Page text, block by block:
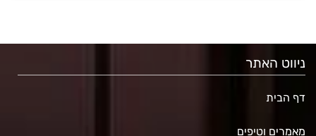
ניווט האתר
דף הבית
מאמרים וטיפים